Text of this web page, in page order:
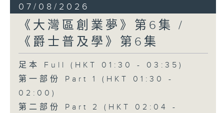
07/08/2026
《大灣區創業夢》第6集 /
《爵士普及學》第6集
足本 Full (HKT 01:30 - 03:35)
第一部份 Part 1 (HKT 01:30 -
02:00)
第二部份 Part 2 (HKT 02:04 -